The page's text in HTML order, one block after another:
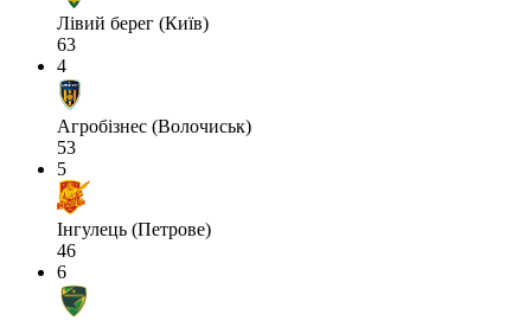
Лівий берег (Київ)
63
4
Агробізнес (Волочиськ)
53
5
Інгулець (Петрове)
46
6